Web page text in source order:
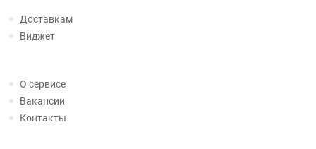
Доставкам
Виджет
О сервисе
Вакансии
Контакты